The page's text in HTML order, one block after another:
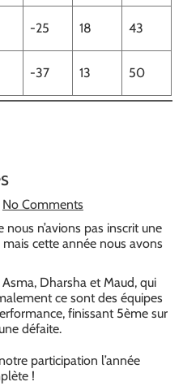
-25 18 43
-37 13 50
No Comments
n’avions pas inscrit une
cette année nous avons
Dharsha et Maud, qui
ce sont des équipes
finissant 5ème sur
défaite.
participation l’année
!